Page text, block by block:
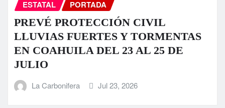
ESTATAL PORTADA
PREVÉ PROTECCIÓN CIVIL
LLUVIAS FUERTES Y TORMENTAS
EN COAHUILA DEL 23 AL 25 DE
JULIO
La Carbonifera Jul 23, 2026